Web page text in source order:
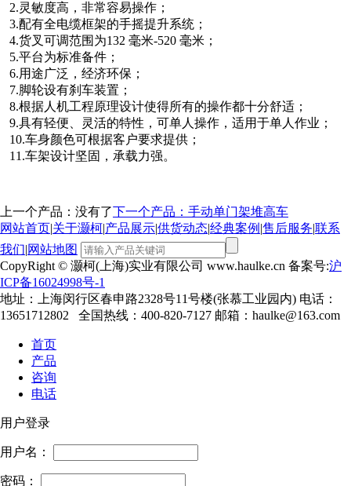
2.灵敏度高，非常容易操作；
3.配有全电缆框架的手摇提升系统；
4.货叉可调范围为132 毫米-520 毫米；
5.平台为标准备件；
6.用途广泛，经济环保；
7.脚轮设有刹车装置；
8.根据人机工程原理设计使得所有的操作都十分舒适；
9.具有轻便、灵活的特性，可单人操作，适用于单人作业；
10.车身颜色可根据客户要求提供；
11.车架设计坚固，承载力强。
上一个产品：没有了下一个产品：手动单门架堆高车
网站首页|关于灏柯|产品展示|供货动态|经典案例 |售后服务|联系
我们|网站地图
CopyRight © 灏柯(上海)实业有限公司 www.haulke.cn 备案号:沪
ICP备16024998号-1
地址：上海闵行区春申路2328号11号楼(张慕工业园内) 电话：
13651712802 全国热线：400-820-7127 邮箱：haulke@163.com
首页
产品
咨询
电话
用户登录
用户名：
密码：